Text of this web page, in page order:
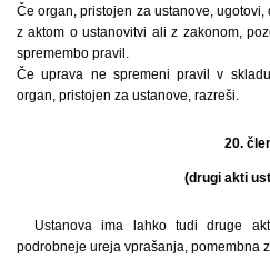
Če organ, pristojen za ustanove,
z aktom o ustanovitvi ali z zakonom,
spremembo pravil.
Če uprava ne spremeni pravil v
organ, pristojen za ustanove, razreši.
20.
(drugi akti
Ustanova ima lahko tudi druge
podrobneje ureja vprašanja, pomembna